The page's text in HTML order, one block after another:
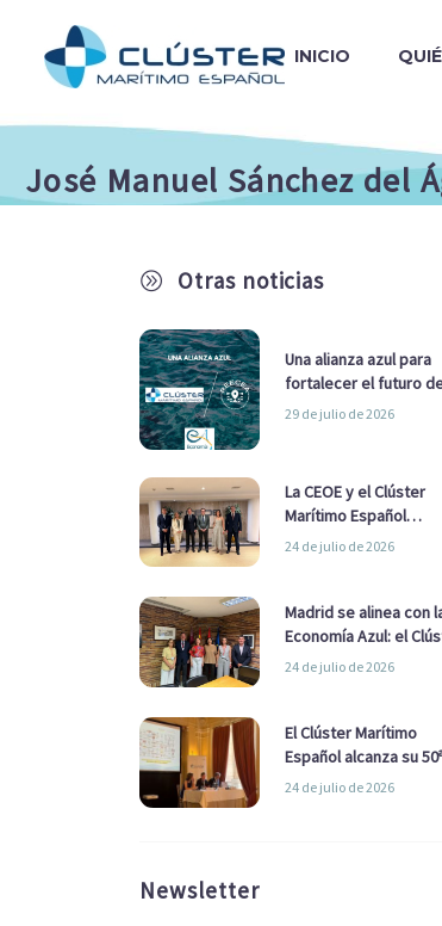
INICIO
José Manuel Sánchez del
A Otras noticias
Una alianza azul para
fortalecer el futuro
sector marítimo
29 de julio de 2026
La CEOE y el Clúster
Marítimo Español
refuerzan su alianza
24 de julio de 2026
Madrid se alinea con
Economía Azul: el
Marítimo Español y la
Ayuntamiento
24 de julio de 2026
El Clúster Marítimo
Español alcanza su
Asamblea reafirmando
24 de julio de 2026
Newsletter